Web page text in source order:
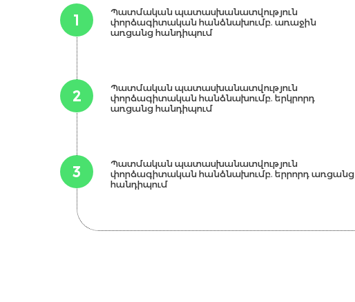
1
Պատմական պատասխանատվություն
փորձագիտական հանձնախումբ. առաջին
առցանց հանդիպում
2
Պատմական պատասխանատվություն
փորձագիտական հանձնախումբ. երկրորդ
առցանց հանդիպում
3
Պատմական պատասխանատվություն
փորձագիտական հանձնախումբ. երրորդ առցանց
հանդիպում